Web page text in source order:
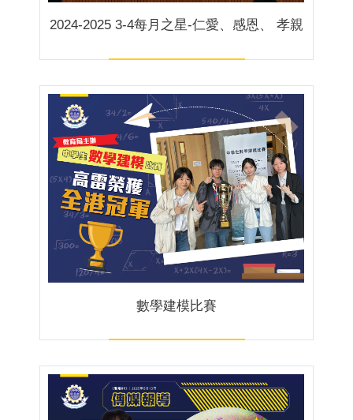
2024-2025 3-4每月之星-仁愛、感恩、 孝親
數學建模比賽